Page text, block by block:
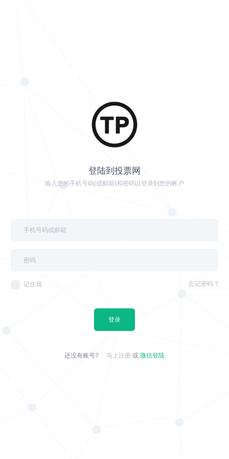
登陆到投票网
输入您的手机号码(或邮箱)和密码以登录到您的帐户
记住我 忘记密码 ?
登录
还没有账号? 马上注册 或 微信登陆